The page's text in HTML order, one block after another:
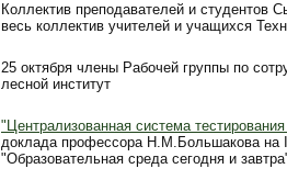
Коллектив преподавателей и студентов
весь коллектив учителей и учащихся
25 октября члены Рабочей группы по
лесной институт
"Централизованная система
доклада профессора Н.М.Большакова на
"Образовательная среда сегодня и